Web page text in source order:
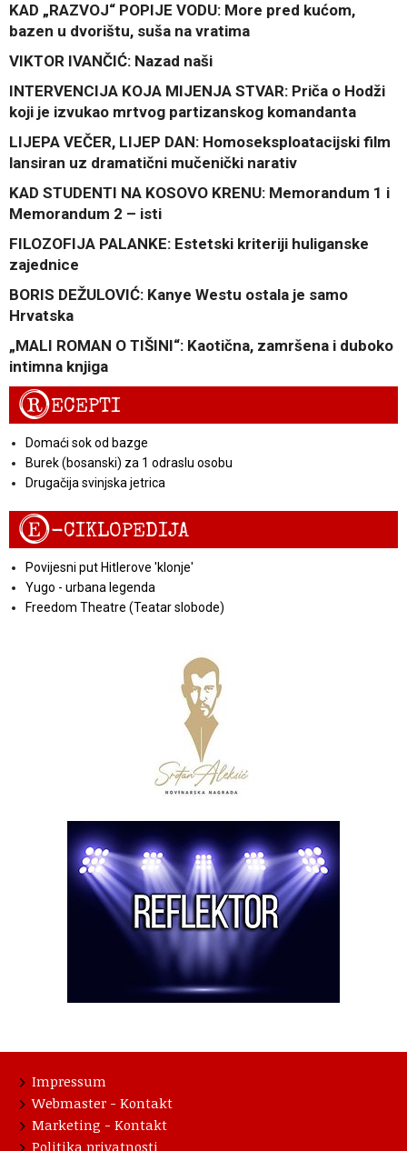
KAD „RAZVOJ“ POPIJE VODU: More pred kućom,
bazen u dvorištu, suša na vratima
VIKTOR IVANČIĆ: Nazad naši
INTERVENCIJA KOJA MIJENJA STVAR: Priča o Hodži
koji je izvukao mrtvog partizanskog komandanta
LIJEPA VEČER, LIJEP DAN: Homoseksploatacijski film
lansiran uz dramatični mučenički narativ
KAD STUDENTI NA KOSOVO KRENU: Memorandum 1 i
Memorandum 2 – isti
FILOZOFIJA PALANKE: Estetski kriteriji huliganske
zajednice
BORIS DEŽULOVIĆ: Kanye Westu ostala je samo
Hrvatska
„MALI ROMAN O TIŠINI“: Kaotična, zamršena i duboko
intimna knjiga
RECEPTI
Domaći sok od bazge
Burek (bosanski) za 1 odraslu osobu
Drugačija svinjska jetrica
E-CIKLOPEDIJA
Povijesni put Hitlerove 'klonje'
Yugo - urbana legenda
Freedom Theatre (Teatar slobode)
Impressum
Webmaster - Kontakt
Marketing - Kontakt
Politika privatnosti